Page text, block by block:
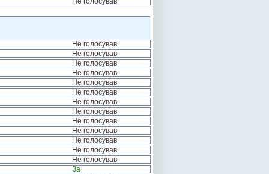
Не голосував
Не голосував
Не голосував
Не голосував
Не голосував
Не голосував
Не голосував
Не голосував
Не голосував
Не голосував
Не голосував
Не голосував
Не голосував
За